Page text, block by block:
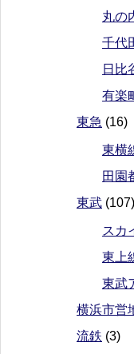
丸の
千代
日比
有楽
東急 (16)
東横
田園
東武 (107)
スカ
東上
東武
横浜市営
流鉄 (3)